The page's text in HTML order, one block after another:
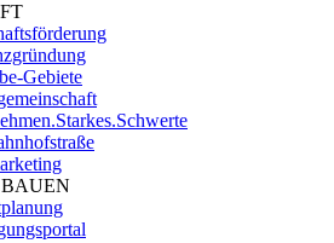
Gebiete